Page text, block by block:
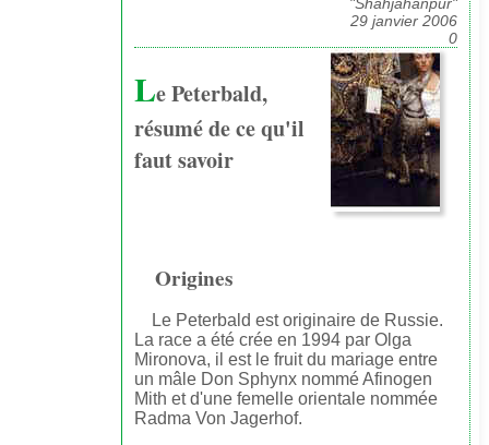
29 janvier 2006
0
Le Peterbald,
résumé de ce qu'il
faut savoir
Origines
Le Peterbald est originaire de Russie.
La race a été crée en 1994 par Olga
Mironova, il est le fruit du mariage entre
un mâle Don Sphynx nommé Afinogen
Mith et d'une femelle orientale nommée
Radma Von Jagerhof.